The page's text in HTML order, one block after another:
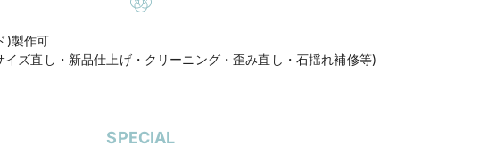
)製作可
ズ直し・新品仕上げ・クリーニング・歪み直し・石揺れ補修等)
SPECIAL